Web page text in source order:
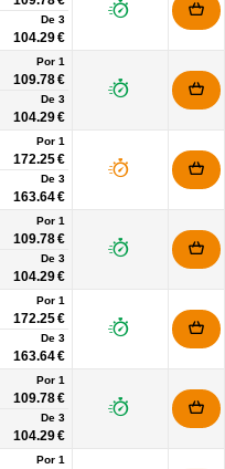
De 3
104.29 €
Por 1
109.78 €
De 3
104.29 €
Por 1
172.25 €
De 3
163.64 €
Por 1
109.78 €
De 3
104.29 €
Por 1
172.25 €
De 3
163.64 €
Por 1
109.78 €
De 3
104.29 €
Por 1